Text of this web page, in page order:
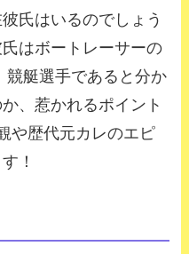
氏はいるのでしょう
はボートレーサーの
競艇選手であると分か
、惹かれるポイント
や歴代元カレのエピ
！